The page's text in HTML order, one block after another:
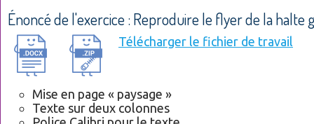
Énoncé de l'exercice : Reproduire le flyer de la halte
Télécharger le fichier de travail
Mise en page « paysage »
Texte sur deux colonnes